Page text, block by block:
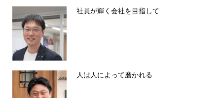
社員が輝く会社を目指して
人は人によって磨かれる